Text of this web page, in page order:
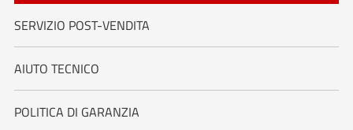
SERVIZIO POST-VENDITA
AIUTO TECNICO
POLITICA DI GARANZIA